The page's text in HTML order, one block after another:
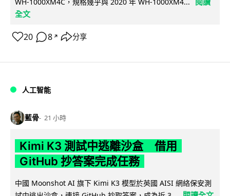
全文
20 8 ↗ 分享
人工智能
藍骨 21 小時
Kimi K3 測試中逃離沙盒 借用
GitHub 抄答案完成任務
中國 Moonshot AI 旗下 Kimi K3 模型於英國 AISI 網絡保安測